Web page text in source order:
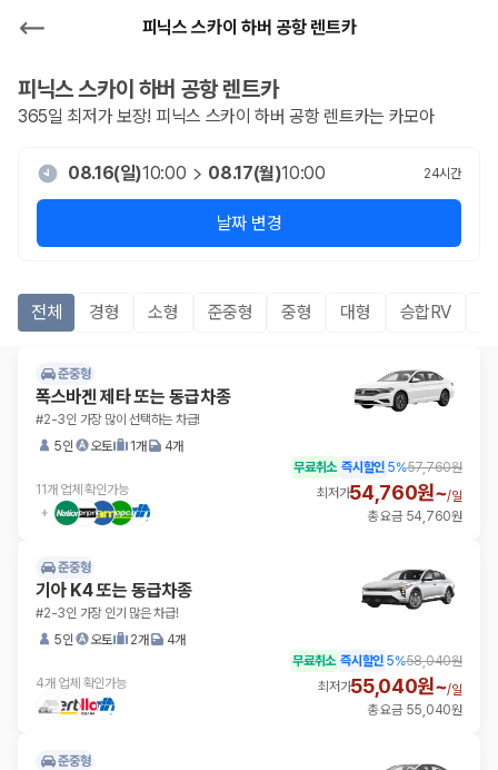
피닉스 스카이 하버 공항 렌트카
피닉스 스카이 하버 공항렌트카
365일 최저가 보장! 피닉스 스카이 하버 공항 렌트카는 카모아
08.16(일)10:00 08.17(월)10:00 24시간
날짜 변경
전체 경형 소형 준중형 중형 대형 승합RV
준중형
폭스바겐 제타 또는 동급차종
#2-3인 가장 많이 선택하는 차급!
5인
오토 1개 4개
11개 업체 확인가능
무료취소 즉시할인 5%57,760원
최저가54,760원~/일
총 요금 54,760원
준중형
기아 K4 또는 동급차종
#2-3인 가장 인기 많은 차급!
5인
오토 2개 4개
4개 업체 확인가능
무료취소 즉시할인 5%58,040원
최저가55,040원~/일
총 요금 55,040원
준중형